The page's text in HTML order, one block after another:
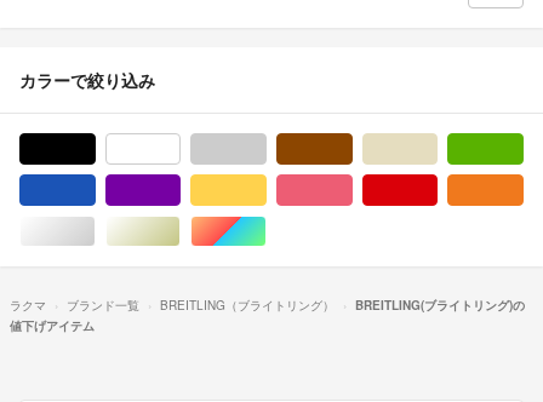
カラーで絞り込み
シルバー/銀色系ゴールド/金色系マルチカラー
ラクマ ブランド一覧 BREITLING（ブライトリング）
BREITLING(ブライトリング)の
値下げアイテム